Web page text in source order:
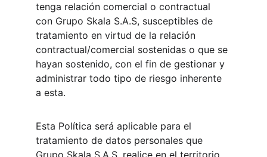
tenga relación comercial o contractual
con Grupo Skala S.A.S, susceptibles de
tratamiento en virtud de la relación
contractual/comercial sostenidas o que se
hayan sostenido, con el fin de gestionar y
administrar todo tipo de riesgo inherente
a esta.
Esta Política será aplicable para el
tratamiento de datos personales que
Grupo Skala S.A.S, realice en el territorio